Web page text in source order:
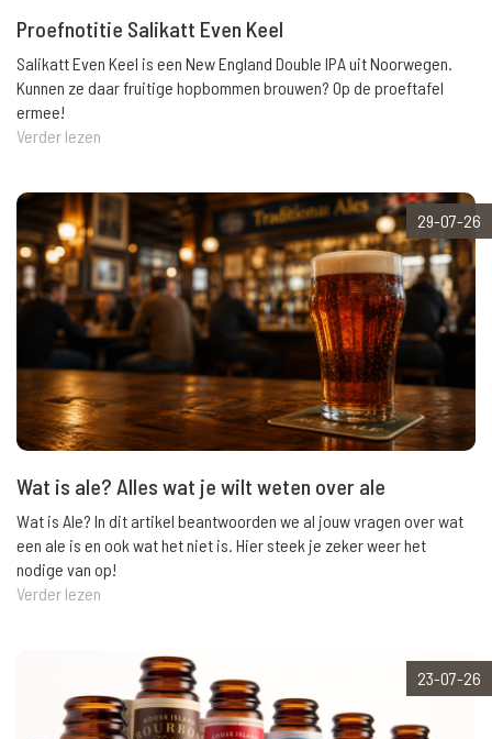
Proefnotitie Salikatt Even Keel
Salikatt Even Keel is een New England Double IPA uit Noorwegen.
Kunnen ze daar fruitige hopbommen brouwen? Op de proeftafel
ermee!
Verder lezen
29-07-26
Wat is ale? Alles wat je wilt weten over ale
Wat is Ale? In dit artikel beantwoorden we al jouw vragen over wat
een ale is en ook wat het niet is. Hier steek je zeker weer het
nodige van op!
Verder lezen
23-07-26